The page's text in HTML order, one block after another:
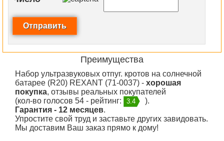
Преимущества
Набор ультразвуковых отпуг. кротов на солнечной
батарее (R20) REXANT (71-0037) - хорошая
покупка, отзывы реальных покупателей
(кол-во голосов 54 - рейтинг:
3.4
).
Гарантия - 12 месяцев.
Упростите свой труд и заставьте других завидовать.
Мы доставим Ваш заказ прямо к дому!